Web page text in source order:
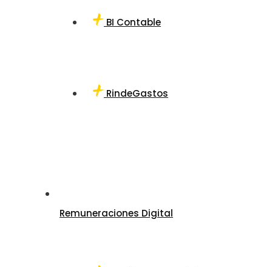
BI Contable
RindeGastos
Remuneraciones Digital